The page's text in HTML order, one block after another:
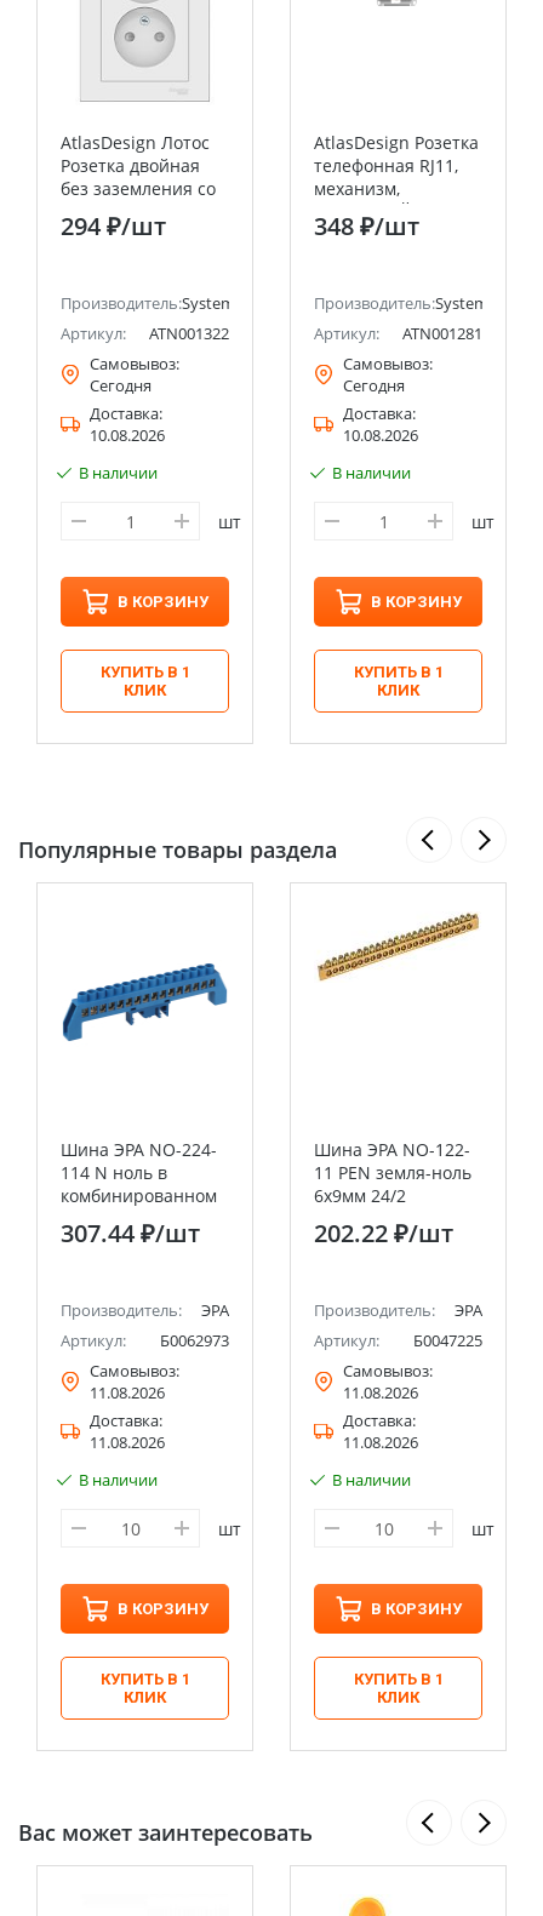
(ранее Schneider Electric)
AtlasDesign Лотос
Розетка двойная
без заземления со
шторками,16А, в
сборе Systeme
294 ₽/шт
Производитель:Systeme Electric (ранее Schneider Electric)
Артикул:
ATN001322
Самовывоз:
Сегодня
Доставка:
10.08.2026
В наличии
шт
В КОРЗИНУ
КУПИТЬ В 1
КЛИК
AtlasDesign Розетка
телефонная RJ11,
механизм,
ПЕСОЧНЫЙ
Systeme Electric
348 ₽/шт
Производитель:Systeme
Артикул:
ATN001281
Самовывоз:
Сегодня
Доставка:
10.08.2026
В наличии
шт
В КОРЗИНУ
КУПИТЬ В 1
КЛИК
Популярные товары раздела
Шина ЭРА NO-224-
114 N ноль в
комбинированном
изоляторе на DIN-
рейку ШНИ-8х12-
307.44 ₽/шт
Производитель:
ЭРА
Артикул:
Б0062973
Самовывоз:
11.08.2026
Доставка:
11.08.2026
В наличии
шт
В КОРЗИНУ
КУПИТЬ В 1
КЛИК
Шина ЭРА NO-122-
11 PEN земля-ноль
6х9мм 24/2
латунная с
креплениями по
202.22 ₽/шт
Производитель:
ЭРА
Артикул:
Б0047225
Самовывоз:
11.08.2026
Доставка:
11.08.2026
В наличии
шт
В КОРЗИНУ
КУПИТЬ В 1
КЛИК
Вас может заинтересовать